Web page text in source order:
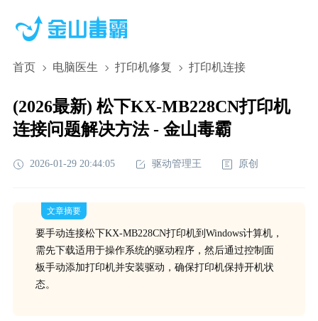
首页 电脑医生 打印机修复 打印机连接
(2026最新) 松下KX-MB228CN打印机
连接问题解决方法 - 金山毒霸
2026-01-29 20:44:05 驱动管理王 原创
文章摘要
要手动连接松下KX-MB228CN打印机到Windows计算机，
需先下载适用于操作系统的驱动程序，然后通过控制面
板手动添加打印机并安装驱动，确保打印机保持开机状
态。